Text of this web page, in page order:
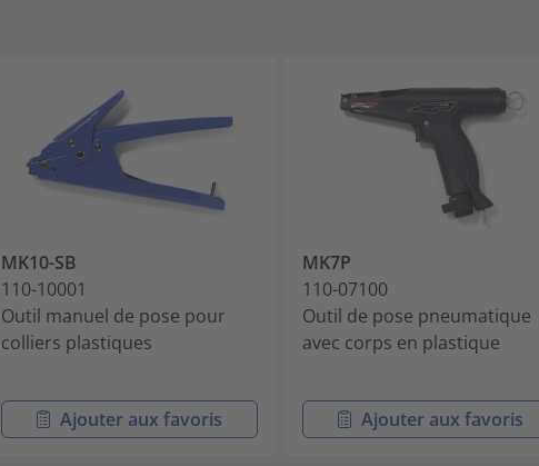
MK10-SB
110-10001
Outil manuel de pose pour
colliers plastiques
Ajouter aux favoris
MK7P
110-07100
Outil de pose pneumatique
avec corps en plastique
Ajouter aux favoris